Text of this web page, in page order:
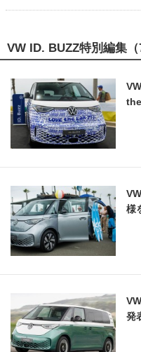
VW ID. BUZZ特別編集（
様
発